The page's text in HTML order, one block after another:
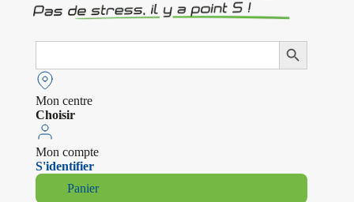
Search
Search Button
Mon centre
Choisir
Mon compte
S'identifier
Panier